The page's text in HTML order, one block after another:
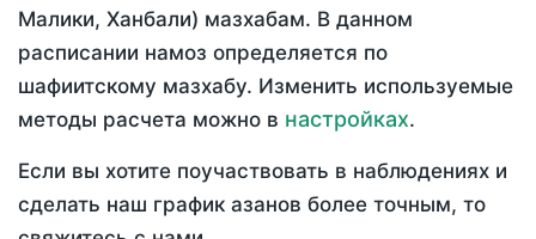
Малики, Ханбали) мазхабам. В данном
расписании намоз определяется по
шафиитскому мазхабу. Изменить используемые
методы расчета можно в настройках.
Если вы хотите поучаствовать в наблюдениях и
сделать наш график азанов более точным, то